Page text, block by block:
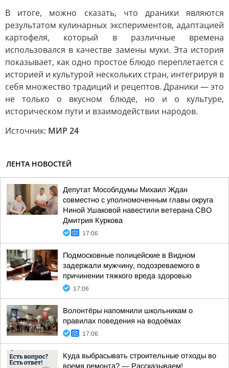
В итоге, можно сказать, что драники являются
результатом кулинарных экспериментов, адаптацией
картофеля, который в различные времена
использовался в качестве замены муки. Эта история
показывает, как одно простое блюдо переплетается с
историей и культурой нескольких стран, интегрируя в
себя множество традиций и рецептов. Драники — это
не только о вкусном блюде, но и о культуре,
историческом пути и взаимодействии народов.
Источник: МИР 24
ЛЕНТА НОВОСТЕЙ
Депутат Мособлдумы Михаил Ждан
совместно с уполномоченным главы округа
Ниной Ушаковой навестили ветерана СВО
Дмитрия Куркова
17:06
Подмосковные полицейские в Видном
задержали мужчину, подозреваемого в
причинении тяжкого вреда здоровью
17:06
Волонтёры напомнили школьникам о
правилах поведения на водоёмах
17:06
Куда выбрасывать строительные отходы во
время ремонта? — Рассказываем!